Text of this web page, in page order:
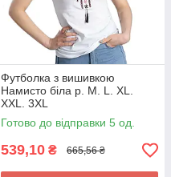
Футболка з вишивкою
Намисто біла р. M. L. XL.
XXL. 3XL
Готово до відправки 5 од.
539,10 ₴ 665,56 ₴